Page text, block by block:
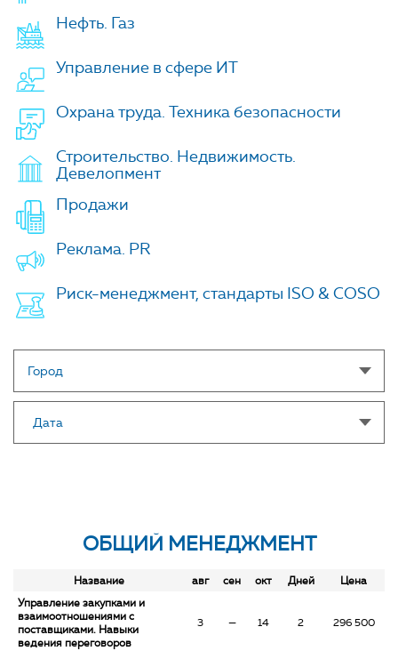
Нефть. Газ
Управление в сфере ИТ
Охрана труда. Техника безопасности
Строительство. Недвижимость.
Девелопмент
Продажи
Реклама. PR
Риск-менеджмент, стандарты ISO & COSO
Город
Дата
ОБЩИЙ МЕНЕДЖМЕНТ
Название авг сен окт Дней
Цена
Управление закупками и
взаимоотношениями с
поставщиками. Навыки
ведения переговоров
3 — 14 2 296 500